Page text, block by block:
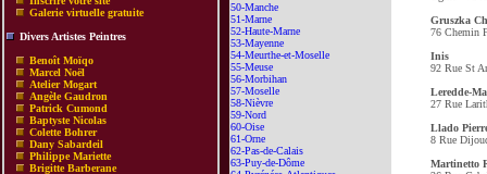
Galerie virtuelle gratuite
Divers Artistes Peintres
Benoît Moïqo
Marcel Noël
Atelier Mogart
Angèle Gaudron
Patrick Cumond
Baptyste Nicolas
Colette Bohrer
Dany Sabardeil
Philippe Mariette
Brigitte Barberane
50-Manche
51-Marne
52-Haute-Marne
53-Mayenne
54-Meurthe-et-Moselle
55-Meuse
56-Morbihan
57-Moselle
58-Nièvre
59-Nord
60-Oise
61-Orne
62-Pas-de-Calais
63-Puy-de-Dôme
Gruszka
76 Chemin
Inis
92 Rue St
Leredde-
27 Rue
Llado
8 Rue
Martinetto